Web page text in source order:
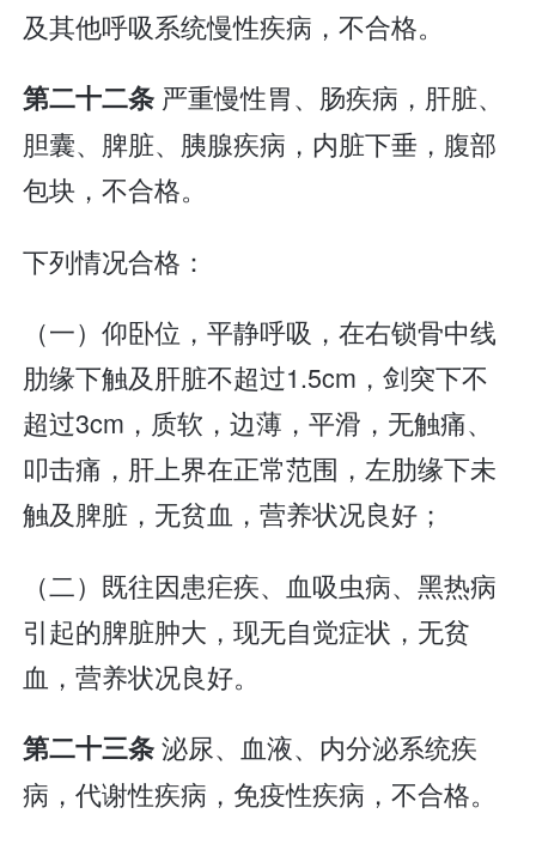
及其他呼吸系统慢性疾病，不合格。
第二十二条 严重慢性胃、肠疾病，肝脏、
胆囊、脾脏、胰腺疾病，内脏下垂，腹部
包块，不合格。
下列情况合格：
（一）仰卧位，平静呼吸，在右锁骨中线
肋缘下触及肝脏不超过1.5cm，剑突下不
超过3cm，质软，边薄，平滑，无触痛、
叩击痛，肝上界在正常范围，左肋缘下未
触及脾脏，无贫血，营养状况良好；
（二）既往因患疟疾、血吸虫病、黑热病
引起的脾脏肿大，现无自觉症状，无贫
血，营养状况良好。
第二十三条泌尿、血液、内分泌系统疾
病，代谢性疾病，免疫性疾病，不合格。